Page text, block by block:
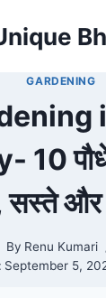
GARDENING
10
सस्ते
By Renu Kumari
September 5,